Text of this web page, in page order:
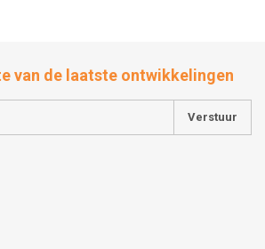
van de laatste ontwikkelingen
Verstuur